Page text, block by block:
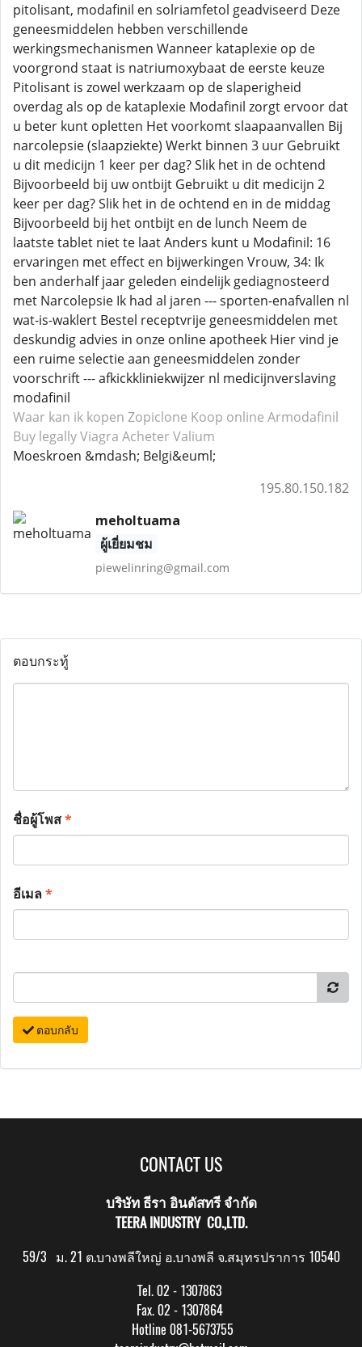
pitolisant, modafinil en solriamfetol geadviseerd Deze
geneesmiddelen hebben verschillende
werkingsmechanismen Wanneer kataplexie op de
voorgrond staat is natriumoxybaat de eerste keuze
Pitolisant is zowel werkzaam op de slaperigheid
overdag als op de kataplexie Modafinil zorgt ervoor dat
u beter kunt opletten Het voorkomt slaapaanvallen Bij
narcolepsie (slaapziekte) Werkt binnen 3 uur Gebruikt
u dit medicijn 1 keer per dag? Slik het in de ochtend
Bijvoorbeeld bij uw ontbijt Gebruikt u dit medicijn 2
keer per dag? Slik het in de ochtend en in de middag
Bijvoorbeeld bij het ontbijt en de lunch Neem de
laatste tablet niet te laat Anders kunt u Modafinil: 16
ervaringen met effect en bijwerkingen Vrouw, 34: Ik
ben anderhalf jaar geleden eindelijk gediagnosteerd
met Narcolepsie Ik had al jaren --- sporten-enafvallen nl
wat-is-waklert Bestel receptvrije geneesmiddelen met
deskundig advies in onze online apotheek Hier vind je
een ruime selectie aan geneesmiddelen zonder
voorschrift --- afkickkliniekwijzer nl medicijnverslaving
modafinil
Waar kan ik kopen Zopiclone Koop online Armodafinil
Buy legally Viagra Acheter Valium
Moeskroen &mdash; Belgi&euml;
195.80.150.182
meholtuama
ผู้เยี่ยมชม
piewelinring@gmail.com
ตอบกระทู้
ชื่อผู้โพส*
อีเมล*
ตอบกลับ
CONTACT US
บริษัท ธีรา อินดัสทรี จำกัด
TEERA INDUSTRY CO.,LTD.
59/3 ม. 21 ต.บางพลีใหญ่ อ.บางพลี จ.สมุทรปราการ 10540
Tel. 02 - 1307863
Fax. 02 - 1307864
Hotline 081-5673755